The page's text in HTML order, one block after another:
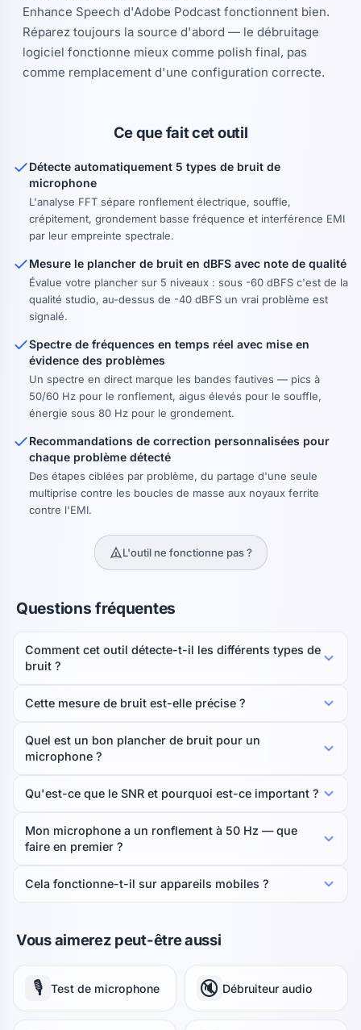
Enhance Speech d'Adobe Podcast fonctionnent bien.
Réparez toujours la source d'abord — le débruitage
logiciel fonctionne mieux comme polish final, pas
comme remplacement d'une configuration correcte.
Ce que fait cet outil
Détecte automatiquement 5 types de bruit de
microphone
L'analyse FFT sépare ronflement électrique, souffle,
crépitement, grondement basse fréquence et interférence EMI
par leur empreinte spectrale.
Mesure le plancher de bruit en dBFS avec note de qualité
Évalue votre plancher sur 5 niveaux : sous -60 dBFS c'est de la
qualité studio, au-dessus de -40 dBFS un vrai problème est
signalé.
Spectre de fréquences en temps réel avec mise en
évidence des problèmes
Un spectre en direct marque les bandes fautives — pics à
50/60 Hz pour le ronflement, aigus élevés pour le souffle,
énergie sous 80 Hz pour le grondement.
Recommandations de correction personnalisées pour
chaque problème détecté
Des étapes ciblées par problème, du partage d'une seule
multiprise contre les boucles de masse aux noyaux ferrite
contre l'EMI.
L'outil ne fonctionne pas ?
Questions fréquentes
Comment cet outil détecte-t-il les différents types de
bruit ?
Cette mesure de bruit est-elle précise ?
Quel est un bon plancher de bruit pour un
microphone ?
Qu'est-ce que le SNR et pourquoi est-ce important ?
Mon microphone a un ronflement à 50 Hz — que
faire en premier ?
Cela fonctionne-t-il sur appareils mobiles ?
Vous aimerez peut-être aussi
🎙️ Test de microphone 🔇 Débruiteur audio